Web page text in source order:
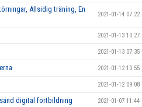
Allsidig träning, En
2021-01-14 07:22
2021-01-13 10:27
2021-01-13 07:35
2021-01-12 10:55
2021-01-12 09:08
digital fortbildning 2021-01-07 11:44